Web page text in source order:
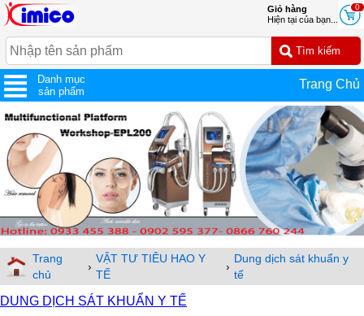
0
Giỏ hàng
Hiện tại của bạn...
Danh mục
sản phẩm
Trang Chủ
Trang
chủ
›
VẬT TƯ TIÊU HAO Y
TẾ
›
Dung dịch sát khuẩn y
tế
DUNG DỊCH SÁT KHUẨN Y TẾ